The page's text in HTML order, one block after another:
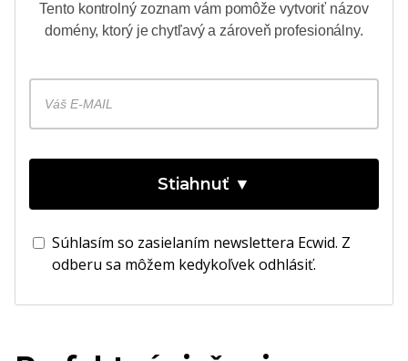
Tento kontrolný zoznam vám pomôže vytvoriť názov
domény, ktorý je chytľavý a zároveň profesionálny.
Stiahnuť ▼
Súhlasím so zasielaním newslettera Ecwid. Z
odberu sa môžem kedykoľvek odhlásiť.